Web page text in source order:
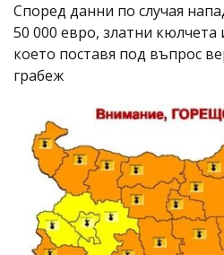
Според данни по случая
50 000 евро, златни кюлчета
което поставя под въпрос
грабеж